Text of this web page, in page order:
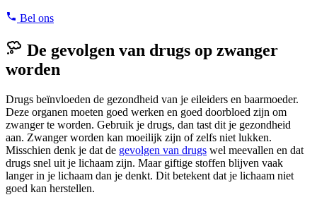
Bel ons
De gevolgen van drugs op zwanger
worden
Drugs beïnvloeden de gezondheid van je eileiders en baarmoeder.
Deze organen moeten goed werken en goed doorbloed zijn om
zwanger te worden. Gebruik je drugs, dan tast dit je gezondheid
aan. Zwanger worden kan moeilijk zijn of zelfs niet lukken.
Misschien denk je dat de gevolgen van drugs wel meevallen en dat
drugs snel uit je lichaam zijn. Maar giftige stoffen blijven vaak
langer in je lichaam dan je denkt. Dit betekent dat je lichaam niet
goed kan herstellen.